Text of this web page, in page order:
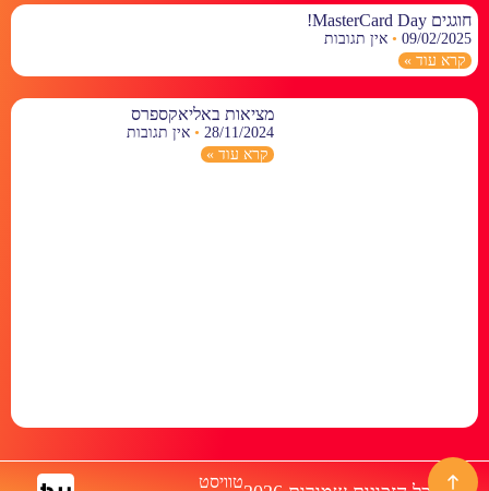
חוגגים MasterCard Day!
09/02/2025
אין תגובות
קרא עוד »
מציאות באליאקספרס
28/11/2024 אין תגובות
קרא עוד »
טוויסט